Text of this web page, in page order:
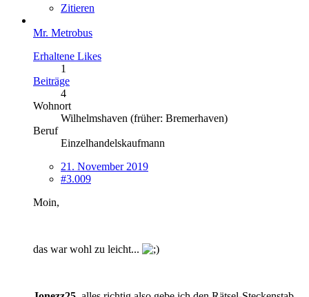
Zitieren
Mr. Metrobus
Erhaltene Likes
1
Beiträge
4
Wohnort
Wilhelmshaven (früher: Bremerhaven)
Beruf
Einzelhandelskaufmann
21. November 2019
#3.009
Moin,
das war wohl zu leicht...